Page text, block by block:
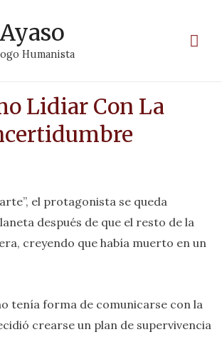
Humanista
Lidiar Con La
el protagonista se queda
después de que el resto de la
creyendo que había muerto en un
tenía forma de comunicarse con la
crearse un plan de supervivencia